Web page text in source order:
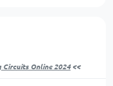
Circuits Online 2024<<